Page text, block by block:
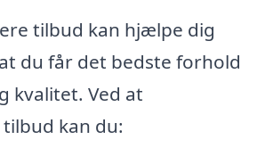
tilbud kan hjælpe dig
du får det bedste forhold
kvalitet. Ved at
kan du: